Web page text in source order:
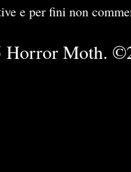
e per fini non
Moth.